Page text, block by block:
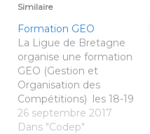
Similaire
Formation GEO
La Ligue de Bretagne
organise une formation
GEO (Gestion et
Organisation des
Compétitions) les 18-19
novembre 2017 à
Rennes. Vous trouverez
26 septembre 2017
Dans "Codep"